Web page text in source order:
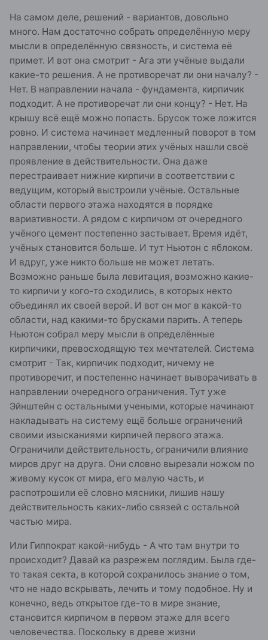
На самом деле, решений - вариантов, довольно
много. Нам достаточно собрать определённую меру
мысли в определённую связность, и система её
примет. И вот она смотрит - Ага эти учёные выдали
какие-то решения. А не противоречат ли они началу? -
Нет. В направлении начала - фундамента, кирпичик
подходит. А не противоречат ли они концу? - Нет. На
крышу всё ещё можно попасть. Брусок тоже ложится
ровно. И система начинает медленный поворот в том
направлении, чтобы теории этих учёных нашли своё
проявление в действительности. Она даже
перестраивает нижние кирпичи в соответствии с
ведущим, который выстроили учёные. Остальные
области первого этажа находятся в порядке
вариативности. А рядом с кирпичом от очередного
учёного цемент постепенно застывает. Время идёт,
учёных становится больше. И тут Ньютон с яблоком.
И вдруг, уже никто больше не может летать.
Возможно раньше была левитация, возможно какие-
то кирпичи у кого-то сходились, в которых некто
объединял их своей верой. И вот он мог в какой-то
области, над какими-то брусками парить. А теперь
Ньютон собрал меру мысли в определённые
кирпичики, превосходящую тех мечтателей. Система
смотрит - Так, кирпичик подходит, ничему не
противоречит, и постепенно начинает выворачивать в
направлении очередного ограничения. Тут уже
Эйнштейн с остальными учеными, которые начинают
накладывать на систему ещё больше ограничений
своими изысканиями кирпичей первого этажа.
Ограничили действительность, ограничили влияние
миров друг на друга. Они словно вырезали ножом по
живому кусок от мира, его малую часть, и
распотрошили её словно мясники, лишив нашу
действительность каких-либо связей с остальной
частью мира.
Или Гиппократ какой-нибудь - А что там внутри то
происходит? Давай ка разрежем поглядим. Была где-
то такая секта, в которой сохранилось знание о том,
что не надо вскрывать, лечить и тому подобное. Ну и
конечно, ведь открытое где-то в мире знание,
становится кирпичом в первом этаже для всего
человечества. Поскольку в древе жизни